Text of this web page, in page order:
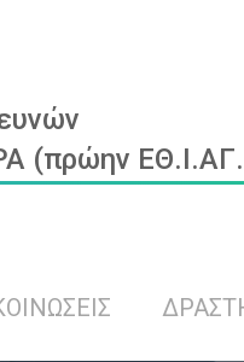
(πρώην